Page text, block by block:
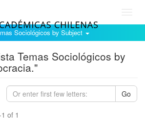
Sociológicos by Subject
Temas Sociológicos by
Go
of 1